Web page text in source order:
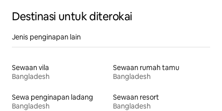
Destinasi untuk diterokai
Jenis penginapan lain
Sewaan vila
Bangladesh
Sewaan rumah tamu
Bangladesh
Sewa penginapan ladang
Bangladesh
Sewaan resort
Bangladesh